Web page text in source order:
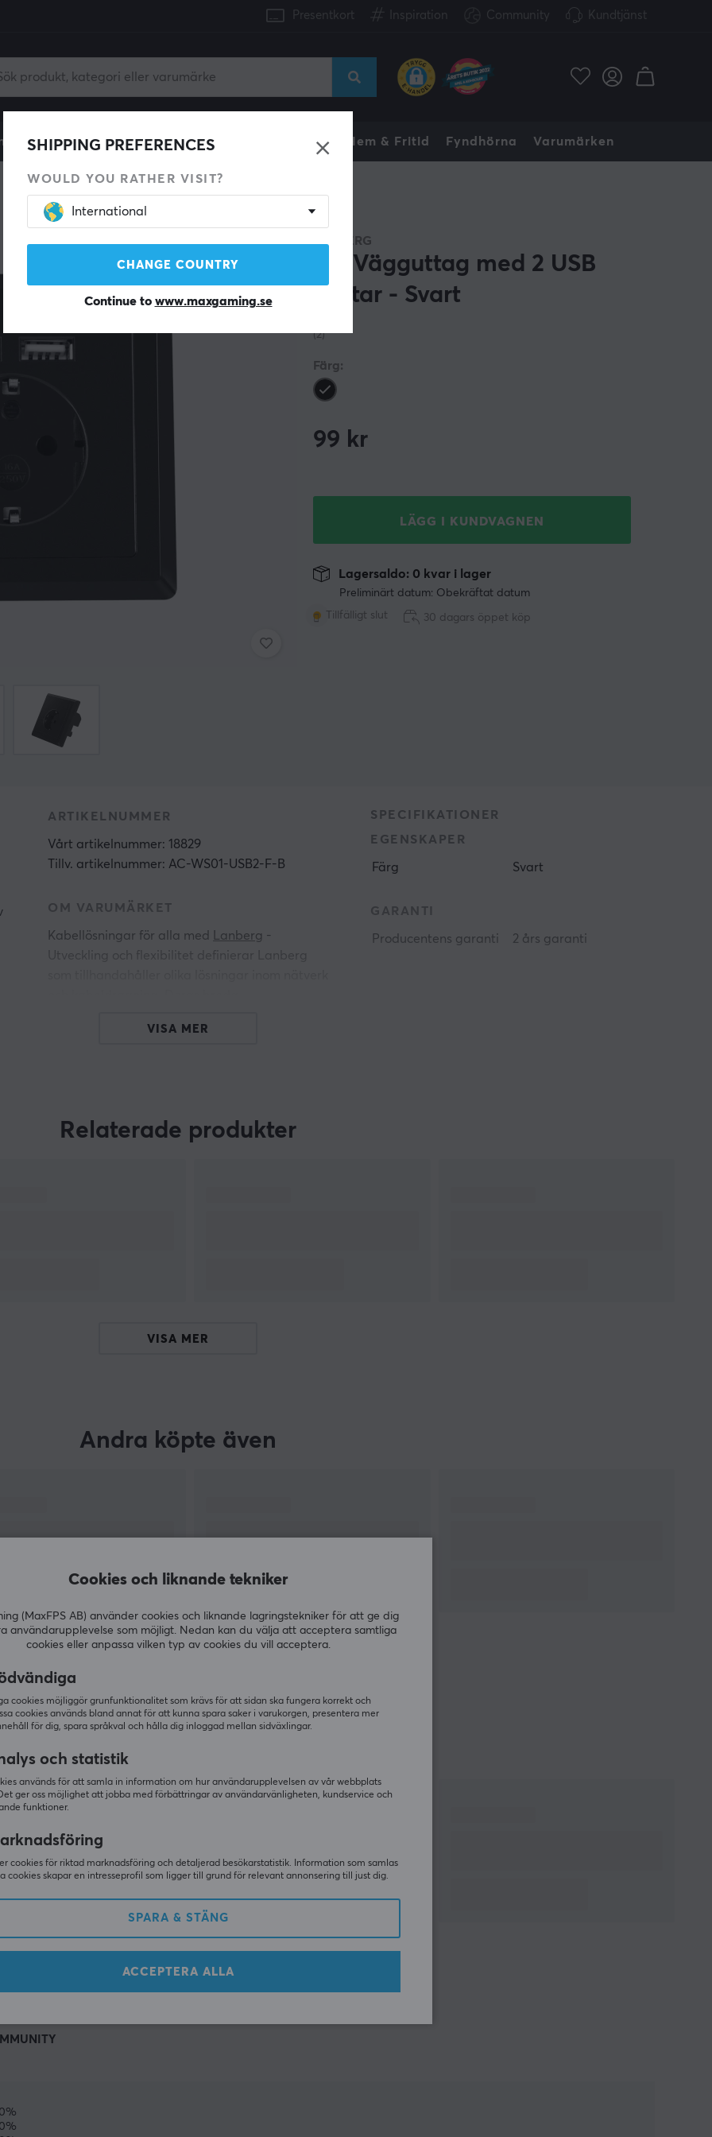
Presentkort Inspiration Community Kundtjänst
Konsol Gamingstol Mobiltillbehör Hem & Fritid Fyndhörna Varumärken
SHIPPING PREFERENCES
WOULD YOU RATHER VISIT?
International
CHANGE COUNTRY
Continue to www.maxgaming.se
LANBERG
AC Vägguttag med 2 USB
Portar - Svart
(2)
Färg:
99 kr
LÄGG I KUNDVAGNEN
Preliminärt datum: Obekräftat datum
Tillfälligt slut
Lagersaldo: 0 kvar i lager
30 dagars öppet köp
ARTIKELNUMMER
Vårt artikelnummer: 18829
Tillv. artikelnummer: AC-WS01-USB2-F-B
OM VARUMÄRKET
Kabellösningar för alla med Lanberg -
varumärket bygger på att deras produkter får
SPECIFIKATIONER
EGENSKAPER
Färg Svart
GARANTI
Producentens garanti 2 års garanti
VISA MER
Relaterade produkter
VISA MER
Andra köpte även
VISA MER
Andra tittade även på
0%
Cookies och liknande tekniker
(MaxFPS AB) använder cookies och liknande lagringstekniker för att ge dig
användarupplevelse som möjligt. Nedan kan du välja att acceptera samtliga
cookies eller anpassa vilken typ av cookies du vill acceptera.
cookies möjliggör grunfunktionalitet som krävs för att sidan ska fungera korrekt och
cookies används bland annat för att kunna spara saker i varukorgen, presentera mer
för dig, spara språkval och hålla dig inloggad mellan sidväxlingar.
och statistik
används för att samla in information om hur användarupplevelsen av vår webbplats
ger oss möjlighet att jobba med förbättringar av användarvänligheten, kundservice och
funktioner.
cookies för riktad marknadsföring och detaljerad besökarstatistik. Information som samlas
cookies skapar en intresseprofil som ligger till grund för relevant annonsering till just dig.
SPARA & STÄNG
ACCEPTERA ALLA